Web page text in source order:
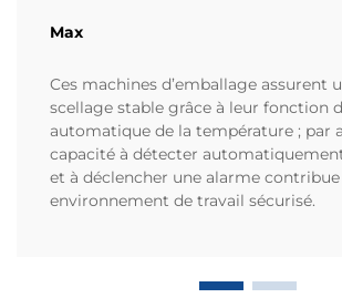
Max
Ces machines d’emballage assurent
scellage stable grâce à leur fonction
automatique de la température ; par
capacité à détecter
et à déclencher une alarme contribue
environnement de travail sécurisé.